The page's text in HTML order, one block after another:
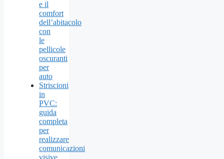
e il
comfort
dell’abitacolo
con
le
pellicole
oscuranti
per
auto
Striscioni
in
PVC:
guida
completa
per
realizzare
comunicazioni